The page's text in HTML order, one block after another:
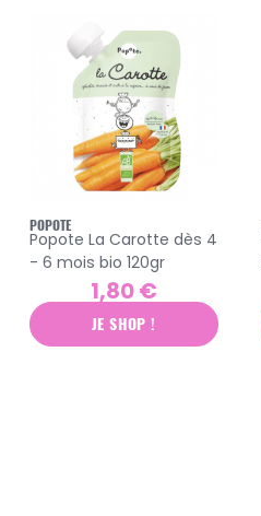
POPOTE
Popote La Carotte dès 4
- 6 mois bio 120gr
1,80 €
JE SHOP !